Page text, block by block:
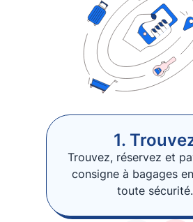
1.
Trouvez, réservez et
consigne à bagages
toute sécurité.